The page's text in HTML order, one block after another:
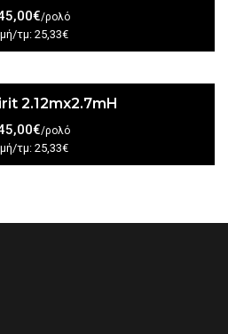
/ρολό
τμ: 25,33€
2.12mx2.7mH
/ρολό
τμ: 25,33€